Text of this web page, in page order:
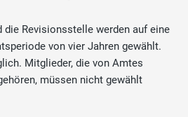
Revisionsstelle werden auf eine
von vier Jahren gewählt.
Mitglieder, die von Amtes
müssen nicht gewählt